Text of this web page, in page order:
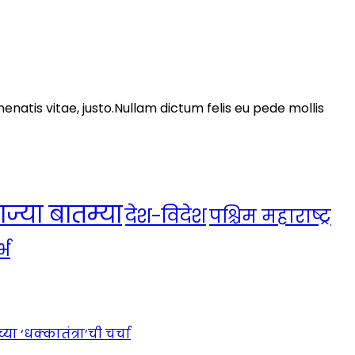
vitae, justo.Nullam dictum felis eu pede mollis
बातम्यादेश-विदेशपश्चिम महाराष्ट्र